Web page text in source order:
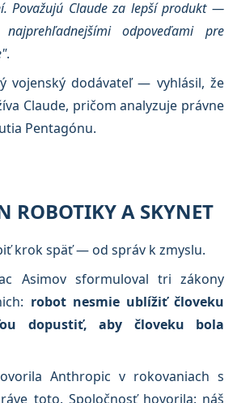
Považujú Claude za lepší produkt —
odpoveďami pre
.
vojenský dodávateľ — vyhlásil, že
Claude, pričom analyzuje právne
Pentagónu.
ROBOTIKY A SKYNET
krok späť — od správ k zmyslu.
Asimov sformuloval tri zákony
robot nesmie ublížiť človeku
dopustiť, aby človeku bola
Anthropic v rokovaniach s
toto. Spoločnosť hovorila: náš